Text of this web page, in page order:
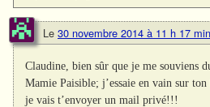
Le 30 novembre 2014 à 11 h 17 min
Claudine, bien sûr que je me souviens
Mamie Paisible; j’essaie en vain sur ton
je vais t’envoyer un mail privé!!!